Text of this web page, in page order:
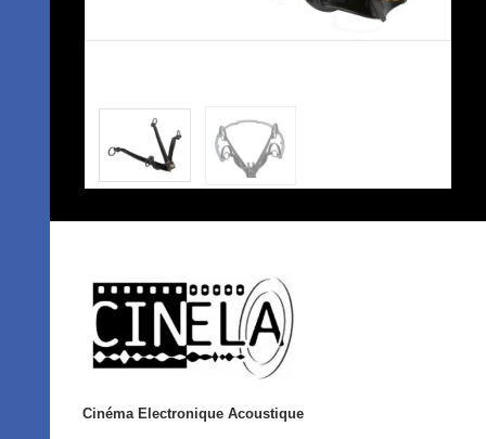
Cinéma Electronique Acoustique